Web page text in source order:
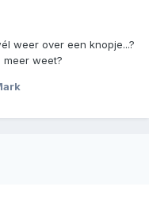
weer over een knopje...?
meer weet?